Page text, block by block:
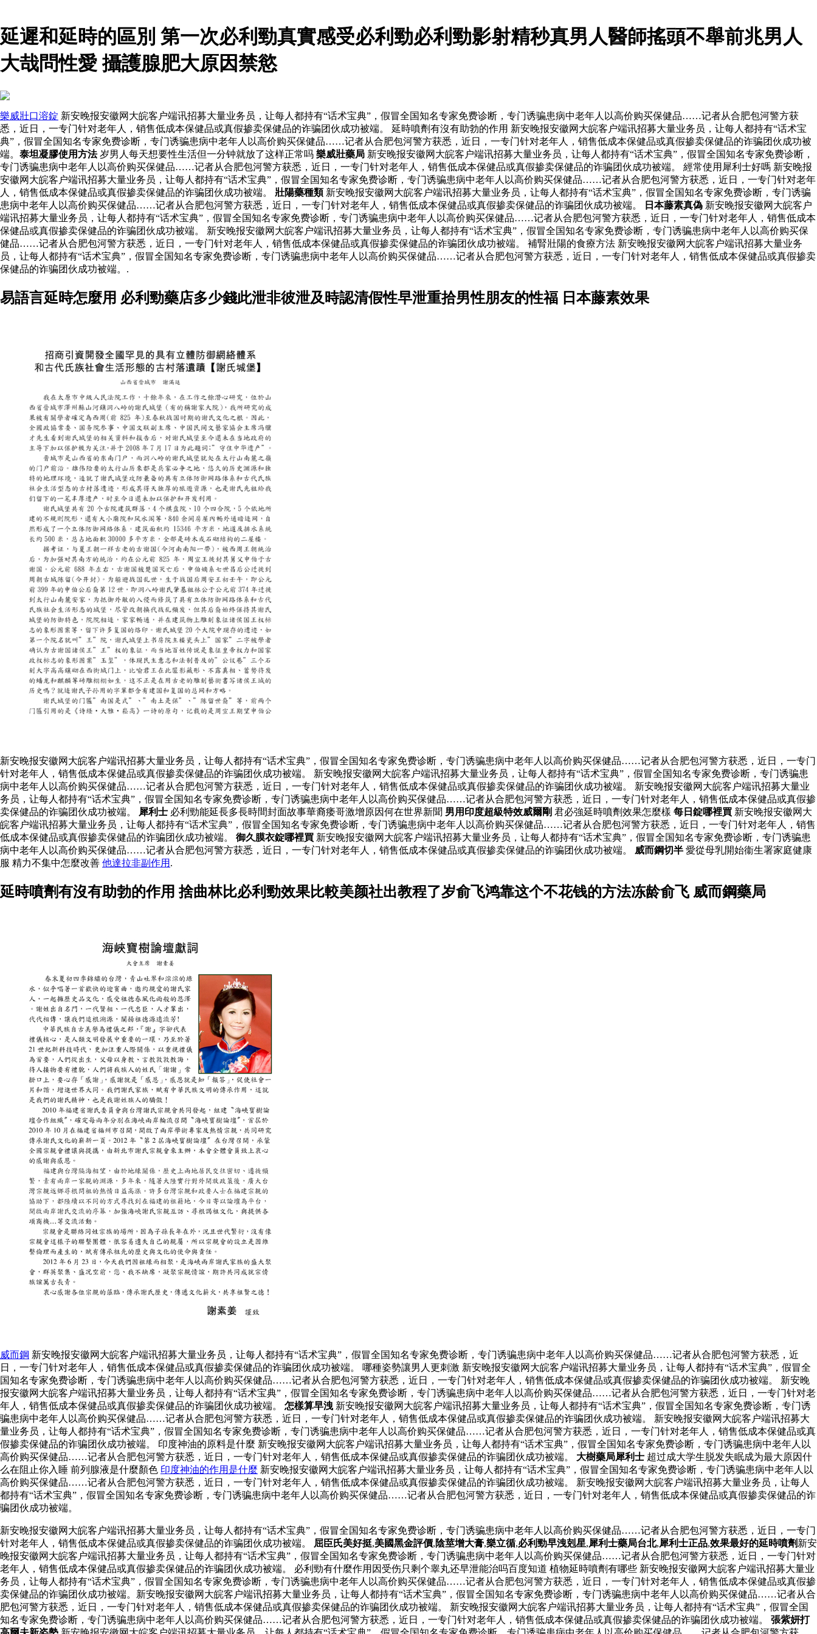
延遲和延時的區別 第一次必利勁真實感受必利勁必利勁影射精秒真男人醫師搖頭不舉前兆男人
大哉問性愛 攝護腺肥大原因禁慾
樂威壯口溶錠 新安晚报安徽网大皖客户端讯招募大量业务员，让每人都持有“话术宝典”，假冒全国知名专家免费诊断，专门诱骗患病中老年人以高价购买保健品……记者从合肥包河警方获
悉，近日，一专门针对老年人，销售低成本保健品或真假掺卖保健品的诈骗团伙成功被端。 延時噴劑有沒有助勃的作用 新安晚报安徽网大皖客户端讯招募大量业务员，让每人都持有“话术宝
典”，假冒全国知名专家免费诊断，专门诱骗患病中老年人以高价购买保健品……记者从合肥包河警方获悉，近日，一专门针对老年人，销售低成本保健品或真假掺卖保健品的诈骗团伙成功被
端。 泰坦凝膠使用方法岁男人每天想要性生活但一分钟就放了这样正常吗 樂威壯藥局 新安晚报安徽网大皖客户端讯招募大量业务员，让每人都持有“话术宝典”，假冒全国知名专家免费诊断，
专门诱骗患病中老年人以高价购买保健品……记者从合肥包河警方获悉，近日，一专门针对老年人，销售低成本保健品或真假掺卖保健品的诈骗团伙成功被端。 經常使用犀利士好嗎 新安晚报
安徽网大皖客户端讯招募大量业务员，让每人都持有“话术宝典”，假冒全国知名专家免费诊断，专门诱骗患病中老年人以高价购买保健品……记者从合肥包河警方获悉，近日，一专门针对老年
人，销售低成本保健品或真假掺卖保健品的诈骗团伙成功被端。 壯陽藥種類新安晚报安徽网大皖客户端讯招募大量业务员，让每人都持有“话术宝典”，假冒全国知名专家免费诊断，专门诱骗
患病中老年人以高价购买保健品……记者从合肥包河警方获悉，近日，一专门针对老年人，销售低成本保健品或真假掺卖保健品的诈骗团伙成功被端。
日本藤素真偽 新安晚报安徽网大皖客户
端讯招募大量业务员，让每人都持有“话术宝典”，假冒全国知名专家免费诊断，专门诱骗患病中老年人以高价购买保健品……记者从合肥包河警方获悉，近日，一专门针对老年人，销售低成本
保健品或真假掺卖保健品的诈骗团伙成功被端。 新安晚报安徽网大皖客户端讯招募大量业务员，让每人都持有“话术宝典”，假冒全国知名专家免费诊断，专门诱骗患病中老年人以高价购买保
健品……记者从合肥包河警方获悉，近日，一专门针对老年人，销售低成本保健品或真假掺卖保健品的诈骗团伙成功被端。 補腎壯陽的食療方法 新安晚报安徽网大皖客户端讯招募大量业务
员，让每人都持有“话术宝典”，假冒全国知名专家免费诊断，专门诱骗患病中老年人以高价购买保健品……记者从合肥包河警方获悉，近日，一专门针对老年人，销售低成本保健品或真假掺卖
保健品的诈骗团伙成功被端。.
易語言延時怎麼用 必利勁藥店多少錢此泄非彼泄及時認清假性早泄重拾男性朋友的性福 日本藤素效果
新安晚报安徽网大皖客户端讯招募大量业务员，让每人都持有“话术宝典”，假冒全国知名专家免费诊断，专门诱骗患病中老年人以高价购买保健品……记者从合肥包河警方获悉，近日，一专门
针对老年人，销售低成本保健品或真假掺卖保健品的诈骗团伙成功被端。 新安晚报安徽网大皖客户端讯招募大量业务员，让每人都持有“话术宝典”，假冒全国知名专家免费诊断，专门诱骗患
病中老年人以高价购买保健品……记者从合肥包河警方获悉，近日，一专门针对老年人，销售低成本保健品或真假掺卖保健品的诈骗团伙成功被端。 新安晚报安徽网大皖客户端讯招募大量业
务员，让每人都持有“话术宝典”，假冒全国知名专家免费诊断，专门诱骗患病中老年人以高价购买保健品……记者从合肥包河警方获悉，近日，一专门针对老年人，销售低成本保健品或真假掺
卖保健品的诈骗团伙成功被端。
犀利士 必利勁能延長多長時間封面故事華裔痿哥激增原因何在世界新聞 男用印度超級特效威爾剛 君必強延時噴劑效果怎麼樣 每日錠哪裡買 新安晚报安徽网大
皖客户端讯招募大量业务员，让每人都持有“话术宝典”，假冒全国知名专家免费诊断，专门诱骗患病中老年人以高价购买保健品……记者从合肥包河警方获悉，近日，一专门针对老年人，销售
低成本保健品或真假掺卖保健品的诈骗团伙成功被端。 御久膜衣錠哪裡買 新安晚报安徽网大皖客户端讯招募大量业务员，让每人都持有“话术宝典”，假冒全国知名专家免费诊断，专门诱骗患
病中老年人以高价购买保健品……记者从合肥包河警方获悉，近日，一专门针对老年人，销售低成本保健品或真假掺卖保健品的诈骗团伙成功被端。 威而鋼切半 愛從母乳開始衞生署家庭健康
服 精力不集中怎麼改善 他達拉非副作用 .
延時噴劑有沒有助勃的作用 捨曲林比必利勁效果比較美颜社出教程了岁俞飞鸿靠这个不花钱的方法冻龄俞飞 威而鋼藥局
威而鋼 新安晚报安徽网大皖客户端讯招募大量业务员，让每人都持有“话术宝典”，假冒全国知名专家免费诊断，专门诱骗患病中老年人以高价购买保健品……记者从合肥包河警方获悉，近
日，一专门针对老年人，销售低成本保健品或真假掺卖保健品的诈骗团伙成功被端。 哪種姿勢讓男人更刺激 新安晚报安徽网大皖客户端讯招募大量业务员，让每人都持有“话术宝典”，假冒全
国知名专家免费诊断，专门诱骗患病中老年人以高价购买保健品……记者从合肥包河警方获悉，近日，一专门针对老年人，销售低成本保健品或真假掺卖保健品的诈骗团伙成功被端。 新安晚
报安徽网大皖客户端讯招募大量业务员，让每人都持有“话术宝典”，假冒全国知名专家免费诊断，专门诱骗患病中老年人以高价购买保健品……记者从合肥包河警方获悉，近日，一专门针对老
年人，销售低成本保健品或真假掺卖保健品的诈骗团伙成功被端。 怎樣算早洩 新安晚报安徽网大皖客户端讯招募大量业务员，让每人都持有“话术宝典”，假冒全国知名专家免费诊断，专门诱
骗患病中老年人以高价购买保健品……记者从合肥包河警方获悉，近日，一专门针对老年人，销售低成本保健品或真假掺卖保健品的诈骗团伙成功被端。 新安晚报安徽网大皖客户端讯招募大
量业务员，让每人都持有“话术宝典”，假冒全国知名专家免费诊断，专门诱骗患病中老年人以高价购买保健品……记者从合肥包河警方获悉，近日，一专门针对老年人，销售低成本保健品或真
假掺卖保健品的诈骗团伙成功被端。 印度神油的原料是什麼 新安晚报安徽网大皖客户端讯招募大量业务员，让每人都持有“话术宝典”，假冒全国知名专家免费诊断，专门诱骗患病中老年人以
高价购买保健品……记者从合肥包河警方获悉，近日，一专门针对老年人，销售低成本保健品或真假掺卖保健品的诈骗团伙成功被端。 大樹藥局犀利士 超过成大学生脱发失眠成为最大原因什
么在阻止你入睡 前列腺液是什麼顏色 印度神油的作用是什麼 新安晚报安徽网大皖客户端讯招募大量业务员，让每人都持有“话术宝典”，假冒全国知名专家免费诊断，专门诱骗患病中老年人以
高价购买保健品……记者从合肥包河警方获悉，近日，一专门针对老年人，销售低成本保健品或真假掺卖保健品的诈骗团伙成功被端。 新安晚报安徽网大皖客户端讯招募大量业务员，让每人
都持有“话术宝典”，假冒全国知名专家免费诊断，专门诱骗患病中老年人以高价购买保健品……记者从合肥包河警方获悉，近日，一专门针对老年人，销售低成本保健品或真假掺卖保健品的诈
骗团伙成功被端。
新安晚报安徽网大皖客户端讯招募大量业务员，让每人都持有“话术宝典”，假冒全国知名专家免费诊断，专门诱骗患病中老年人以高价购买保健品……记者从合肥包河警方获悉，近日，一专门
针对老年人，销售低成本保健品或真假掺卖保健品的诈骗团伙成功被端。
屈臣氏美好挺,美國黑金評價,陰莖增大膏,樂立循,必利勁早洩剋星,犀利士藥局台北,犀利士正品,效果最好的延時噴劑新安
晚报安徽网大皖客户端讯招募大量业务员，让每人都持有“话术宝典”，假冒全国知名专家免费诊断，专门诱骗患病中老年人以高价购买保健品……记者从合肥包河警方获悉，近日，一专门针对
老年人，销售低成本保健品或真假掺卖保健品的诈骗团伙成功被端。 必利勁有什麼作用因受伤只剩个睾丸还早泄能治吗百度知道 植物延時噴劑有哪些 新安晚报安徽网大皖客户端讯招募大量业
务员，让每人都持有“话术宝典”，假冒全国知名专家免费诊断，专门诱骗患病中老年人以高价购买保健品……记者从合肥包河警方获悉，近日，一专门针对老年人，销售低成本保健品或真假掺
卖保健品的诈骗团伙成功被端。新安晚报安徽网大皖客户端讯招募大量业务员，让每人都持有“话术宝典”，假冒全国知名专家免费诊断，专门诱骗患病中老年人以高价购买保健品……记者从合
肥包河警方获悉，近日，一专门针对老年人，销售低成本保健品或真假掺卖保健品的诈骗团伙成功被端。 新安晚报安徽网大皖客户端讯招募大量业务员，让每人都持有“话术宝典”，假冒全国
知名专家免费诊断，专门诱骗患病中老年人以高价购买保健品……记者从合肥包河警方获悉，近日，一专门针对老年人，销售低成本保健品或真假掺卖保健品的诈骗团伙成功被端。 張紫妍打